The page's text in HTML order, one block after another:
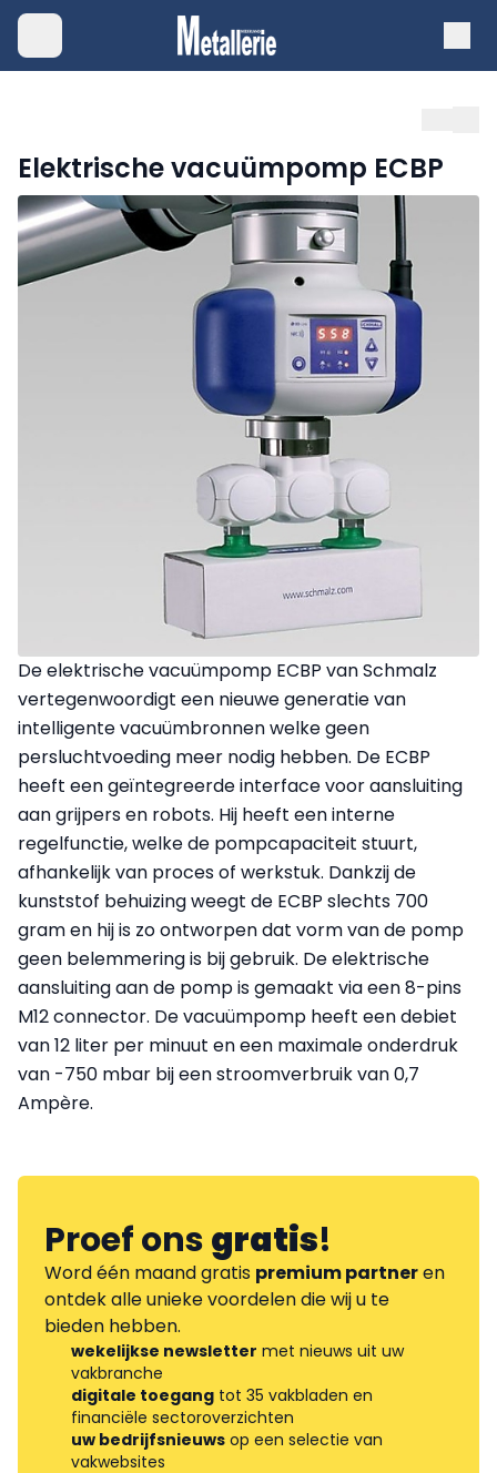
Elektrische vacuümpomp ECBP
De elektrische vacuümpomp ECBP van Schmalz
vertegenwoordigt een nieuwe generatie van
intelligente vacuümbronnen welke geen
persluchtvoeding meer nodig hebben. De ECBP
heeft een geïntegreerde interface voor aansluiting
aan grijpers en robots. Hij heeft een interne
regelfunctie, welke de pompcapaciteit stuurt,
afhankelijk van proces of werkstuk. Dankzij de
kunststof behuizing weegt de ECBP slechts 700
gram en hij is zo ontworpen dat vorm van de pomp
geen belemmering is bij gebruik. De elektrische
aansluiting aan de pomp is gemaakt via een 8-pins
M12 connector. De vacuümpomp heeft een debiet
van 12 liter per minuut en een maximale onderdruk
van -750 mbar bij een stroomverbruik van 0,7
Ampère.
Proef onsgratis!
Word één maand gratis premium partneren
ontdek alle unieke voordelen die wij u te
bieden hebben.
wekelijkse newsletter met nieuws uit uw
vakbranche
digitale toegang tot 35 vakbladen en
financiële sectoroverzichten
uw bedrijfsnieuws op een selectie van
vakwebsites